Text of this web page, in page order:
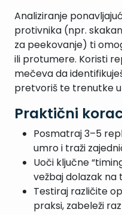
Analiziranje
protivnika (npr.
za peekovanje) ti
ili protumere. Koristi
mečeva da
pretvoriš te trenutke
Praktični
Posmatraj 3–5
umro i traži
Uoči ključne
vežbaj dolazak
Testiraj različite
praksi, zabeleži